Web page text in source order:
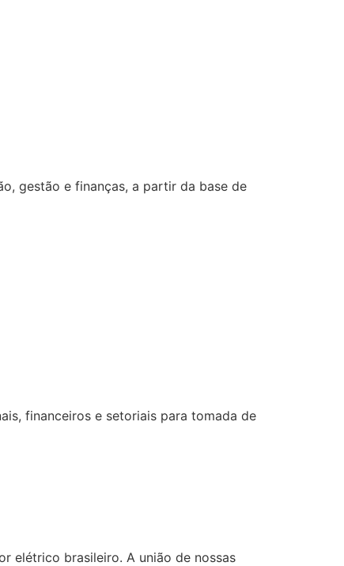
gestão e finanças, a partir da base de
financeiros e setoriais para tomada de
elétrico brasileiro. A união de nossas